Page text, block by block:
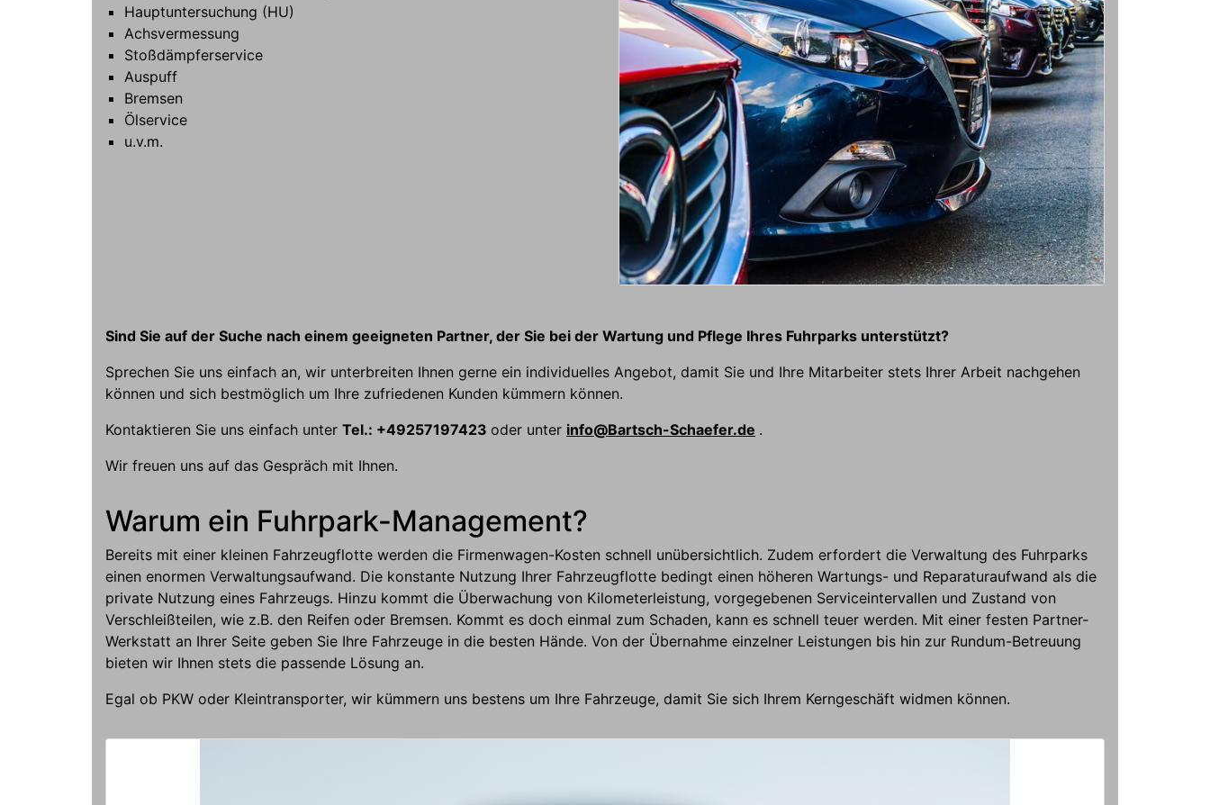
Hauptuntersuchung (HU)
Achsvermessung
Stoßdämpferservice
Auspuff
Bremsen
Ölservice
u.v.m.
Sind Sie auf der Suche nach einem geeigneten Partner, der Sie bei der Wartung und Pflege Ihres Fuhrparks unterstützt?
Sprechen Sie uns einfach an, wir unterbreiten Ihnen gerne ein individuelles Angebot, damit Sie und Ihre Mitarbeiter stets Ihrer Arbeit nachgehen
können und sich bestmöglich um Ihre zufriedenen Kunden kümmern können.
Kontaktieren Sie uns einfach unter Tel.: +49257197423 oder unter info@Bartsch-Schaefer.de .
Wir freuen uns auf das Gespräch mit Ihnen.
Warum ein Fuhrpark-Management?
Bereits mit einer kleinen Fahrzeugflotte werden die Firmenwagen-Kosten schnell unübersichtlich. Zudem erfordert die Verwaltung des Fuhrparks
einen enormen Verwaltungsaufwand. Die konstante Nutzung Ihrer Fahrzeugflotte bedingt einen höheren Wartungs- und Reparaturaufwand als die
private Nutzung eines Fahrzeugs. Hinzu kommt die Überwachung von Kilometerleistung, vorgegebenen Serviceintervallen und Zustand von
Verschleißteilen, wie z.B. den Reifen oder Bremsen. Kommt es doch einmal zum Schaden, kann es schnell teuer werden. Mit einer festen Partner-
Werkstatt an Ihrer Seite geben Sie Ihre Fahrzeuge in die besten Hände. Von der Übernahme einzelner Leistungen bis hin zur Rundum-Betreuung
bieten wir Ihnen stets die passende Lösung an.
Egal ob PKW oder Kleintransporter, wir kümmern uns bestens um Ihre Fahrzeuge, damit Sie sich Ihrem Kerngeschäft widmen können.